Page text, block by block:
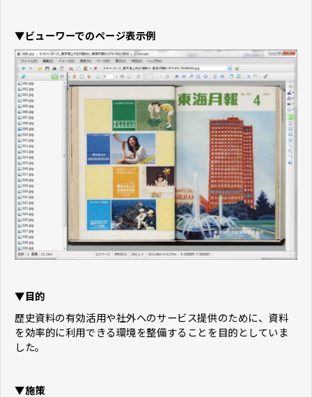
▼ビューワーでのページ表示例
▼目的
歴史資料の有効活用や社外へのサービス提供のために、資料
を効率的に利用できる環境を整備することを目的としていま
した。
▼施策